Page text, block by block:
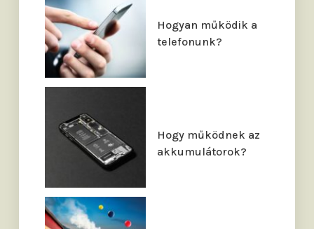
Hogyan működik a
telefonunk?
Hogy működnek az
akkumulátorok?